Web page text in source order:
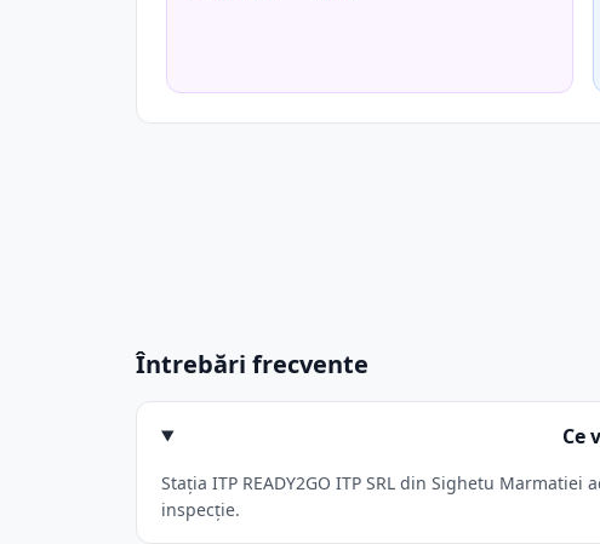
Întrebări frecvente
Ce
Stația ITP READY2GO ITP SRL din Sighetu
inspecție.